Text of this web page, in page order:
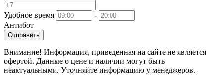
Удобное время
-
Антибот
Отправить
Внимание! Информация, приведенная на сайте не является
офертой. Данные о цене и наличии могут быть
неактуальными. Уточняйте информацию у менеджеров.